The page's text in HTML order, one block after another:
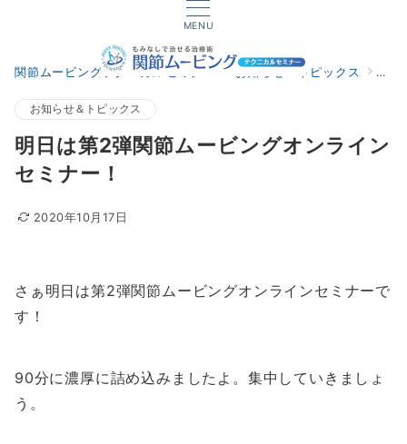
MENU
関節ムービングテクニカルセミナー お知らせ＆トピックス 明
お知らせ＆トピックス
明日は第2弾関節ムービングオンライン
セミナー！
2020年10月17日
さぁ明日は第2弾関節ムービングオンラインセミナーで
す！
90分に濃厚に詰め込みましたよ。集中していきましょ
う。